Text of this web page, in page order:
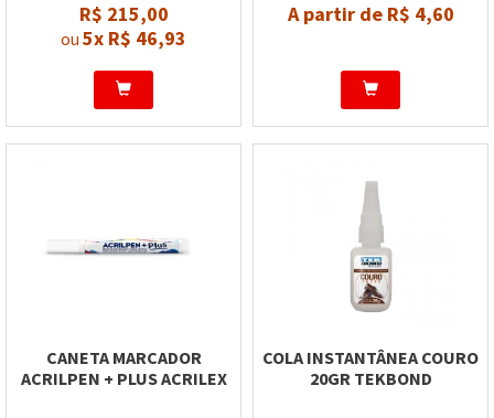
R$ 215,00
ou 5x R$ 46,93
A partir de R$ 4,60
CANETA MARCADOR
ACRILPEN + PLUS ACRILEX
COLA INSTANTÂNEA COURO
20GR TEKBOND